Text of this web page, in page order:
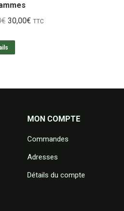
€ Le
initial
30,00€Le
TTC
MON COMPTE
Commandes
Adresses
Détails du compte